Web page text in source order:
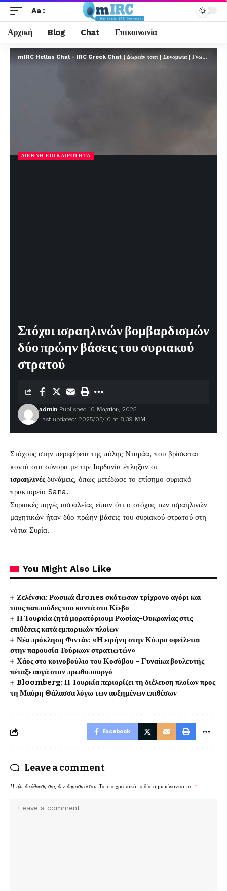
Aa
Αρχική Blog Chat Επικοινωνία
mIRC Hellas Chat - IRC Greek Chat | Δωρεάν τσατ | Συνομιλία | Γνωριμίες | FREE
ΔΙΕΘΝΉ ΕΠΙΚΑΙΡΌΤΗΤΑ
Στόχοι ισραηλινών βομβαρδισμών
δύο πρώην βάσεις του συριακού
στρατού
Last updated: 2025/03/10 at 8:39 ΜΜ
admin Published 10 Μαρτίου, 2025
Στόχους στην περιφέρεια της πόλης Νταράα, που βρίσκεται
κοντά στα σύνορα με την Ιορδανία έπληξαν οι
ισραηλινέςδυνάμεις, όπως μετέδωσε το επίσημο συριακό
πρακτορείο Sana.
Συριακές πηγές ασφαλείας είπαν ότι ο στόχος των ισραηλινών
μαχητικών ήταν δύο πρώην βάσεις του συριακού στρατού στη
νότια Συρία.
You Might Also Like
Ζελένσκι: Ρωσικά drones σκότωσαν τρίχρονο αγόρι και
τους παππούδες του κοντά στο Κίεβο
Η Τουρκία ζητά μορατόριουμ Ρωσίας-Ουκρανίας στις
επιθέσεις κατά εμπορικών πλοίων
Νέα πρόκληση Φιντάν: «Η ειρήνη στην Κύπρο οφείλεται
στην παρουσία Τούρκων στρατιωτών»
Χάος στο κοινοβούλιο του Κοσόβου – Γυναίκα βουλευτής
πέταξε αυγά στον πρωθυπουργό
Bloomberg: Η Τουρκία περιορίζει τη διέλευση πλοίων προς
τη Μαύρη Θάλασσα λόγω των αυξημένων επιθέσων
Facebook
Leave a comment
Η ηλ. διεύθυνση σας δεν δημοσιεύεται. Τα υποχρεωτικά πεδία σημειώνονται με *